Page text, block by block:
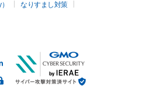
なりすまし対策